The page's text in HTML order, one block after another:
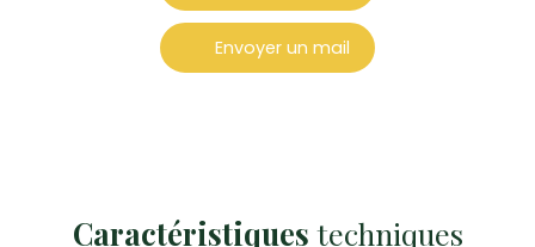
Envoyer un mail
Caractéristiques techniques